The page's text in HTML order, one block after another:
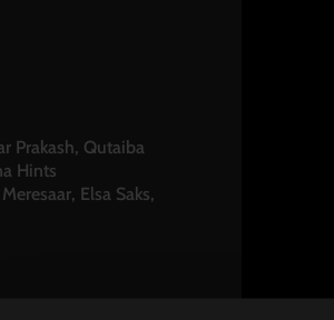
Prakash, Qutaiba
Hints
Elsa Saks,